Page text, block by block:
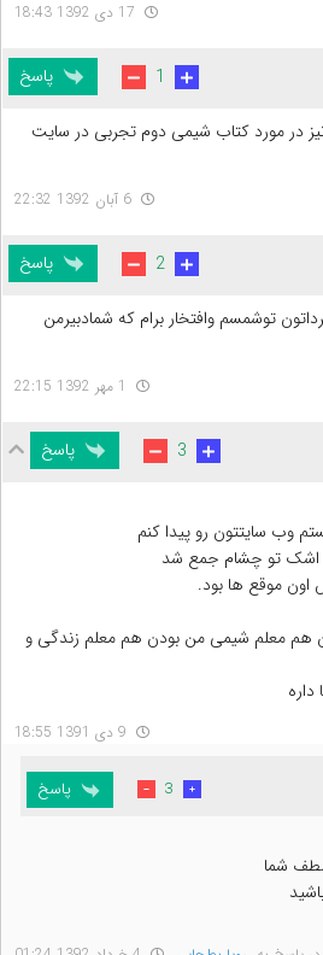
در مورد کتاب شیمی دوم تجربی در سایت
1 پاسخ
توشمسم وافتخار برام که شمادبیرمن
2 پاسخ
وب سایتتون رو پیدا کنم
اشک تو چشام جمع شد
موقع ها بود.
هم معلم شیمی من بودن هم معلم زندگی و
داره
3 پاسخ
شما
3 پاسخ